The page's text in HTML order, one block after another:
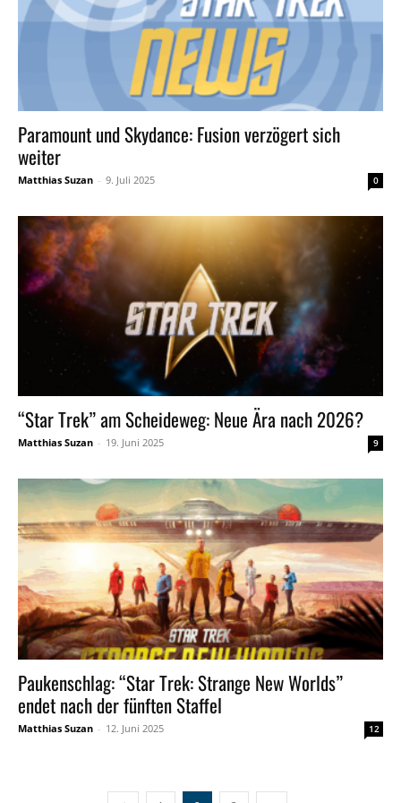
Paramount und Skydance: Fusion verzögert sich
weiter
Matthias Suzan - 9. Juli 2025 0
“Star Trek” am Scheideweg: Neue Ära nach 2026?
Matthias Suzan - 19. Juni 2025 9
Paukenschlag: “Star Trek: Strange New Worlds”
endet nach der fünften Staffel
Matthias Suzan - 12. Juni 2025 12